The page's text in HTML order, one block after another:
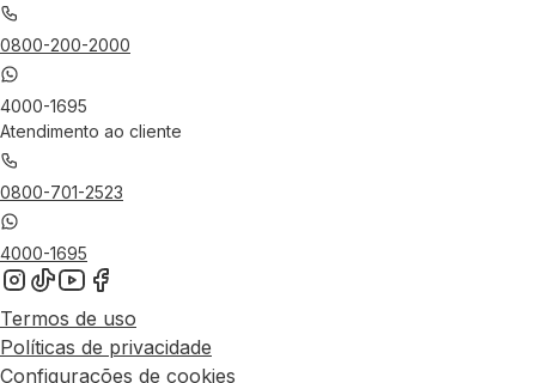
0800-200-2000
4000-1695
Atendimento ao cliente
0800-701-2523
4000-1695
Termos de uso
Políticas de privacidade
Configurações de cookies